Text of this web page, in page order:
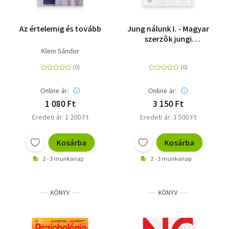
Az értelemig és tovább
Klein Sándor
Online ár:
1 080 Ft
Eredeti ár: 1 200 Ft
Kosárba
2 - 3 munkanap
Jung nálunk I. - Magyar
szerzôk jungi
Online ár:
3 150 Ft
Eredeti ár: 3 500 Ft
Kosárba
2 - 3 munkanap
KÖNYV KÖNYV